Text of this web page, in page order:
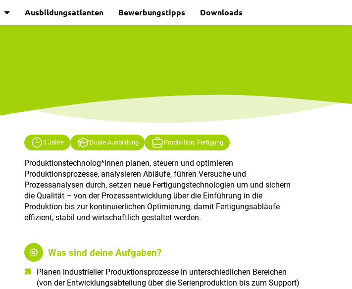
Ausbildungsatlanten Bewerbungstipps Downloads
3 Jahre Duale Ausbildung Produktion, Fertigung
Produktionstechnolog*innen planen, steuern und optimieren
Produktionsprozesse, analysieren Abläufe, führen Versuche und
Prozessanalysen durch, setzen neue Fertigungstechnologien um und sichern
die Qualität – von der Prozessentwicklung über die Einführung in die
Produktion bis zur kontinuierlichen Optimierung, damit Fertigungsabläufe
effizient, stabil und wirtschaftlich gestaltet werden.
Was sind deine Aufgaben?
Planen industrieller Produktionsprozesse in unterschiedlichen Bereichen
(von der Entwicklungsabteilung über die Serienproduktion bis zum Support)